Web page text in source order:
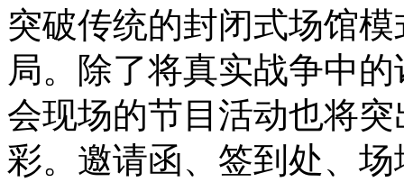
突破传统的封闭式场馆
局。除了将真实战争中
会现场的节目活动也将
彩。邀请函、签到处、